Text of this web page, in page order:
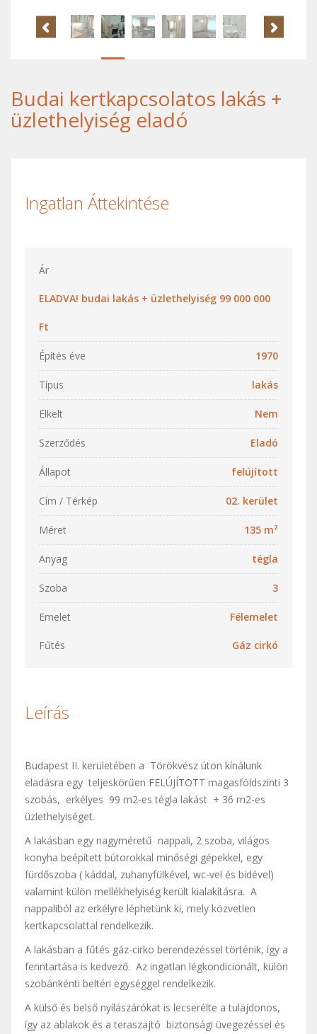
Budai kertkapcsolatos lakás +
üzlethelyiség eladó
Ingatlan Áttekintése
Ár
ELADVA! budai lakás + üzlethelyiség 99 000 000
Ft
Építés éve 1970
Típus lakás
Elkelt Nem
Szerződés Eladó
Állapot felújított
Cím / Térkép 02. kerület
Méret 135 m²
Anyag tégla
Szoba 3
Emelet Félemelet
Fűtés Gáz cirkó
Leírás
Budapest II. kerületében a Törökvész úton kínálunk
eladásra egy teljeskörűen FELÚJÍTOTT magasföldszinti 3
szobás, erkélyes 99 m2-es tégla lakást + 36 m2-es
üzlethelyiséget.
A lakásban egy nagyméretű nappali, 2 szoba, világos
konyha beépített bútorokkal minőségi gépekkel, egy
fürdőszoba ( káddal, zuhanyfülkével, wc-vel és bidével)
valamint külön mellékhelyiség került kialakításra. A
nappaliból az erkélyre léphetünk ki, mely közvetlen
kertkapcsolattal rendelkezik.
A lakásban a fűtés gáz-cirko berendezéssel történik, így a
fenntartása is kedvező. Az ingatlan légkondicionált, külön
szobánkénti beltéri egységgel rendelkezik.
A külső és belső nyílászárókat is lecserélte a tulajdonos,
így az ablakok és a teraszajtó biztonsági üvegezéssel és